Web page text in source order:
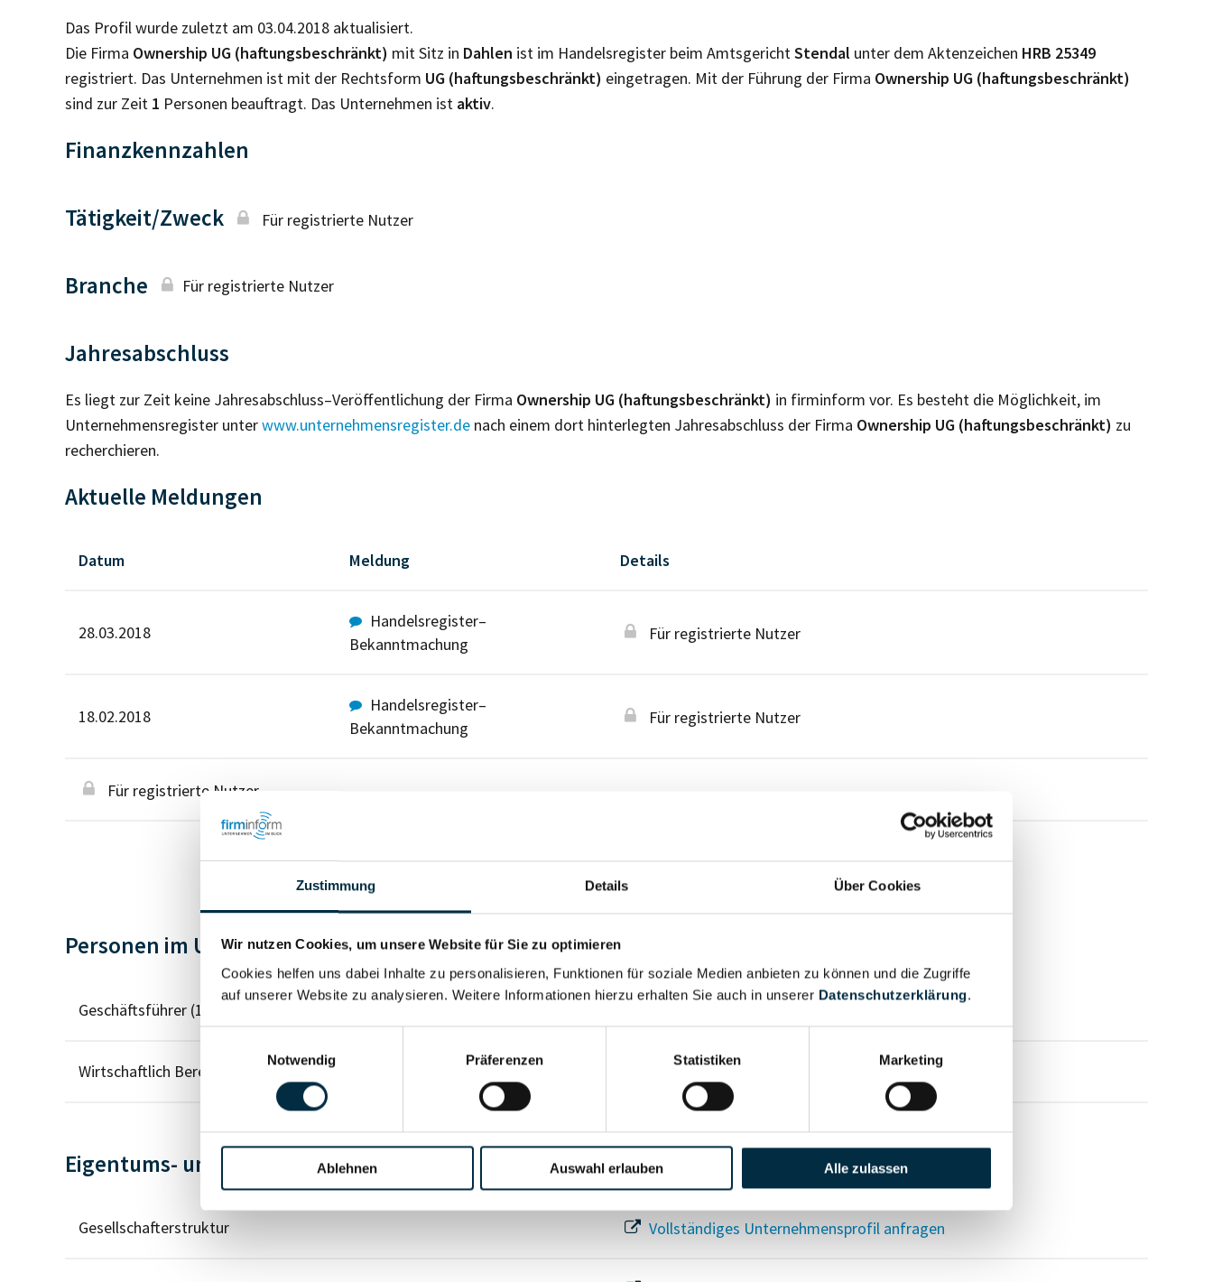
Zustimmung Details Über Cookies
Wir nutzen Cookies, um unsere Website für Sie zu optimieren
Cookies helfen uns dabei Inhalte zu personalisieren, Funktionen für soziale Medien anbieten zu können und die Zugriffe
auf unserer Website zu analysieren. Weitere Informationen hierzu erhalten Sie auch in unserer Datenschutzerklärung.
Notwendig
Präferenzen Statistiken Marketing
Ablehnen Auswahl erlauben Alle zulassen
Das Profil wurde zuletzt am 03.04.2018 aktualisiert.
Die Firma Ownership UG (haftungsbeschränkt) mit Sitz in Dahlen ist im Handelsregister beim AmtsgerichtStendal unter dem Aktenzeichen HRB 25349
registriert. Das Unternehmen ist mit der Rechtsform UG (haftungsbeschränkt) eingetragen. Mit der Führung der Firma Ownership UG (haftungsbeschränkt)
sind zur Zeit 1 Personen beauftragt. Das Unternehmen ist aktiv.
Finanzkennzahlen
Tätigkeit/Zweck Für registrierte Nutzer
Branche Für registrierte Nutzer
Jahresabschluss
Es liegt zur Zeit keine Jahresabschluss–Veröffentlichung der Firma Ownership UG (haftungsbeschränkt) in firminform vor. Es besteht die Möglichkeit, im
Unternehmensregister unterwww.unternehmensregister.de nach einem dort hinterlegten Jahresabschluss der Firma Ownership UG (haftungsbeschränkt) zu
recherchieren.
Aktuelle Meldungen
Datum Meldung Details
28.03.2018
Handelsregister–
Bekanntmachung
Für registrierte Nutzer
18.02.2018
Handelsregister–
Bekanntmachung
Für registrierte Nutzer
Für registrierte Nutzer
Personen im Unternehmen
Geschäftsführer (1)
Wirtschaftlich Berechtigter Vollständiges Unternehmensprofil anfragen
Eigentums- und Kontrollstruktur
Gesellschafterstruktur Vollständiges Unternehmensprofil anfragen